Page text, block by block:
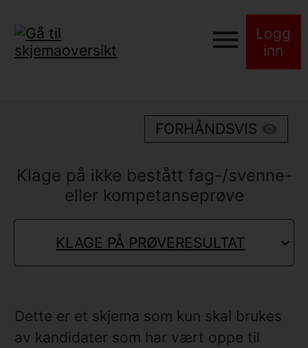
Logg
inn
FORHÅNDSVIS
Klage på ikke bestått fag-/svenne-
eller kompetanseprøve
KLAGE PÅ PRØVERESULTAT
Dette er et skjema som kun skal brukes
av kandidater som har vært oppe til